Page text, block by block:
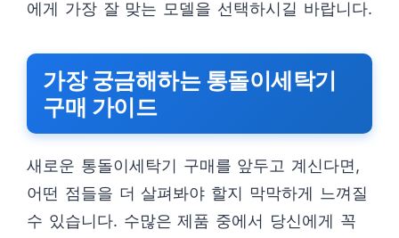
에게 가장 잘 맞는 모델을 선택하시길 바랍니다.
가장 궁금해하는 통돌이세탁기
구매 가이드
새로운 통돌이세탁기 구매를 앞두고 계신다면,
어떤 점들을 더 살펴봐야 할지 막막하게 느껴질
수 있습니다. 수많은 제품 중에서 당신에게 꼭